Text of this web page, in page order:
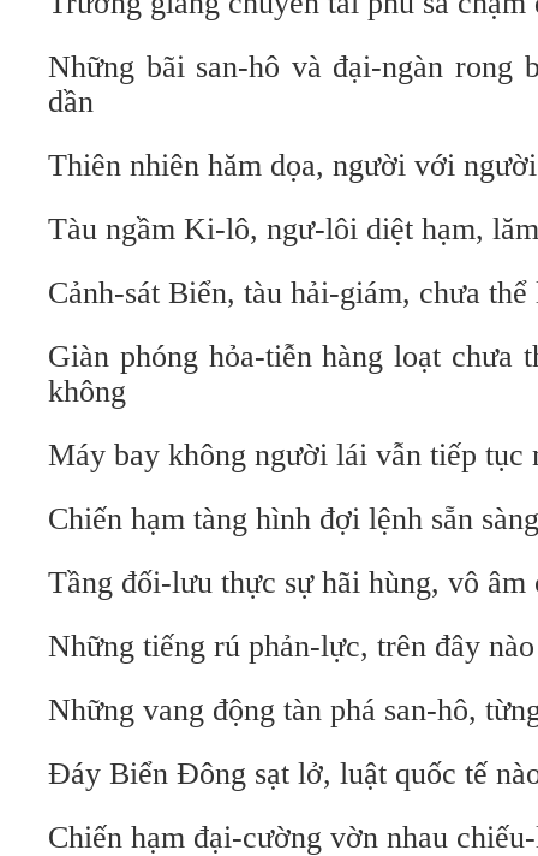
Những bãi san-hô và đại-ngàn rong
dần
Thiên nhiên hăm dọa, người với
Tàu ngầm Ki-lô, ngư-lôi diệt hạm,
Cảnh-sát Biển, tàu hải-giám, chưa
Giàn phóng hỏa-tiễn hàng loạt chưa
không
Máy bay không người lái vẫn tiếp tục
Chiến hạm tàng hình đợi lệnh sẵn
Tầng đối-lưu thực sự hãi hùng, vô
Những tiếng rú phản-lực, trên đây
Những vang động tàn phá san-hô,
Đáy Biển Đông sạt lở, luật quốc tế
Chiến hạm đại-cường vờn nhau